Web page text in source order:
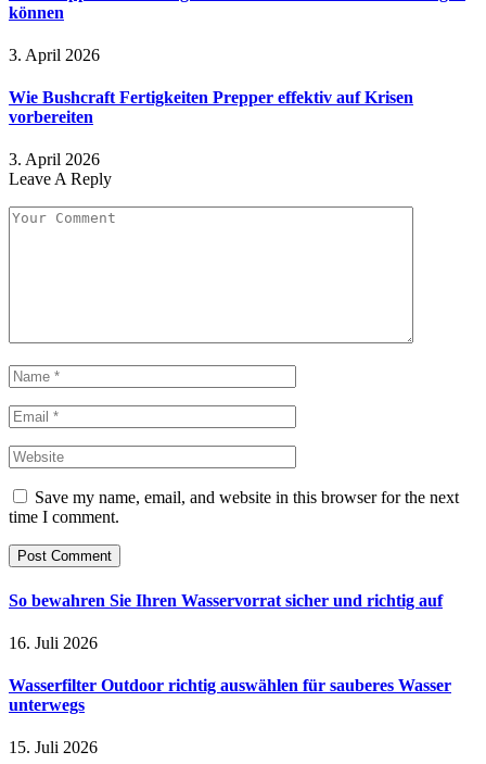
können
3. April 2026
Wie Bushcraft Fertigkeiten Prepper effektiv auf Krisen
vorbereiten
3. April 2026
Leave A Reply
Save my name, email, and website in this browser for the next
time I comment.
So bewahren Sie Ihren Wasservorrat sicher und richtig auf
16. Juli 2026
Wasserfilter Outdoor richtig auswählen für sauberes Wasser
unterwegs
15. Juli 2026